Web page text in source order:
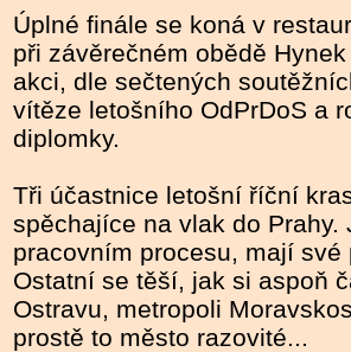
Úplné finále se koná v
při závěrečném obědě
akci, dle sečtených
vítěze letošního OdPrDoS a
diplomky.
Tři účastnice letošní říční
spěchajíce na vlak do Prahy.
pracovním procesu, mají
Ostatní se těší, jak si aspoň
Ostravu, metropoli
prostě to město razovité...